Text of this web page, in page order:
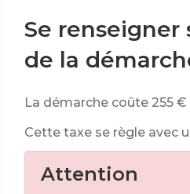
Se renseigner
de la
La démarche coûte 255 €
Cette taxe se règle avec
Attention